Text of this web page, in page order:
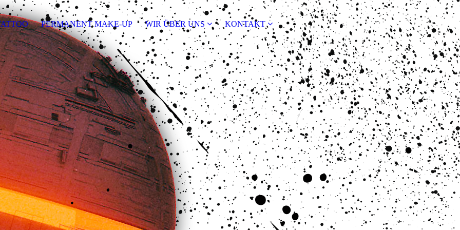
PERMANENT MAKE-UP WIR ÜBER UNS KONTAKT